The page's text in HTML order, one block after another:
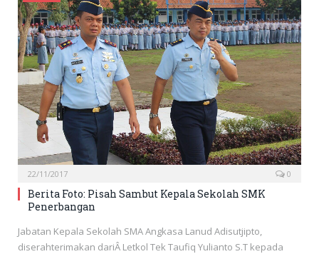
22/11/2017 0
Berita Foto: Pisah Sambut Kepala Sekolah SMK
Penerbangan
Jabatan Kepala Sekolah SMA Angkasa Lanud Adisutjipto,
diserahterimakan dariÂ Letkol Tek Taufiq Yulianto S.T kepada